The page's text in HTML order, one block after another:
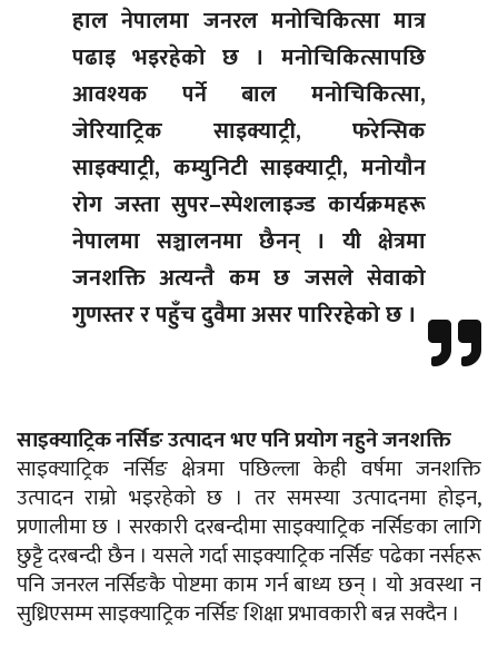
हाल नेपालमा जनरल मनोचिकित्सा मात्र
पढाइ भइरहेको छ । मनोचिकित्सापछि
आवश्यक पर्ने बाल मनोचिकित्सा,
जेरियाट्रिक साइक्याट्री, फरेन्सिक
साइक्याट्री, कम्युनिटी साइक्याट्री, मनोयौन
रोग जस्ता सुपर–स्पेशलाइज्ड कार्यक्रमहरू
नेपालमा सञ्चालनमा छैनन् । यी क्षेत्रमा
जनशक्ति अत्यन्तै कम छ जसले सेवाको
गुणस्तर र पहुँच दुवैमा असर पारिरहेको छ ।
साइक्याट्रिक नर्सिङ उत्पादन भए पनि प्रयोग नहुने जनशक्ति
साइक्याट्रिक नर्सिङ क्षेत्रमा पछिल्ला केही वर्षमा जनशक्ति
उत्पादन राम्रो भइरहेको छ । तर समस्या उत्पादनमा होइन,
प्रणालीमा छ । सरकारी दरबन्दीमा साइक्याट्रिक नर्सिङका लागि
छुट्टै दरबन्दी छैन । यसले गर्दा साइक्याट्रिक नर्सिङ पढेका नर्सहरू
पनि जनरल नर्सिङकै पोष्टमा काम गर्न बाध्य छन् । यो अवस्था न
सुध्रिएसम्म साइक्याट्रिक नर्सिङ शिक्षा प्रभावकारी बन्न सक्दैन ।